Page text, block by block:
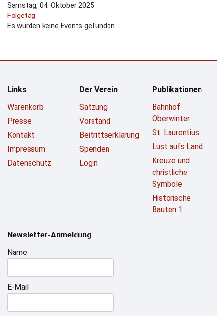
Samstag, 04. Oktober 2025
Folgetag
Es wurden keine Events gefunden
Links
Warenkorb
Presse
Kontakt
Impressum
Datenschutz
Der Verein
Satzung
Vorstand
Beitrittserklärung
Spenden
Login
Publikationen
Bahnhof
Oberwinter
St. Laurentius
Lust aufs Land
Kreuze und
christliche
Symbole
Historische
Bauten 1
Newsletter-Anmeldung
Name
E-Mail